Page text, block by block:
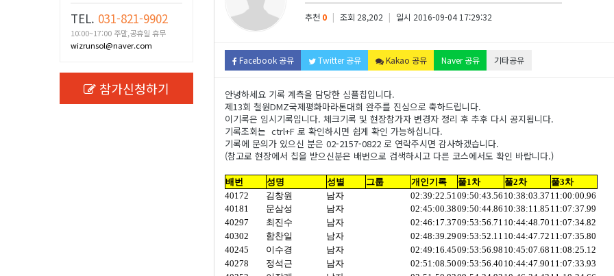
TEL. 031-821-9902
10:00~17:00 주말,공휴일 휴무
wizrunsol@naver.com
참가신청하기
추천 0 | 조회 28,202 | 일시 2016-09-04 17:29:32
Facebook 공유 Twitter 공유 Kakao 공유 Naver 공유 기타공유
안녕하세요 기록 계측을 담당한 심플칩입니다.
제13회 철원DMZ국제평화마라톤대회 완주를 진심으로 축하드립니다.
이기록은 임시기록입니다. 체크기록 및 현장참가자 변경자 정리 후 추후 다시 공지됩니다.
기록조회는 ctrl+F 로 확인하시면 쉽게 확인 가능하십니다.
기록에 문의가 있으신 분은 02-2157-0822 로 연락주시면 감사하겠습니다.
(참고로 현장에서 칩을 받으신분은 배번으로 검색하시고 다른 코스에서도 확인 바랍니다.)
배번 성명 성별 그룹 개인기록 풀1차 풀2차
풀3차
40172
김창원 남자 02:39:22.5109:50:43.56 10:38:03.37 11:00:00.96
40181
문삼성 남자 02:45:00.3809:50:44.86 10:38:11.85 11:07:37.99
40297
최진수 남자 02:46:17.3709:53:56.71 10:44:48.70 11:07:34.82
40302
함찬일 남자 02:48:39.2909:53:52.11 10:44:47.72 11:07:35.80
40245
이수경 남자 02:49:16.4509:53:56.98 10:45:07.68 11:08:25.12
40278
정석근 남자 02:51:08.5009:53:56.40 10:44:47.90 11:07:33.93